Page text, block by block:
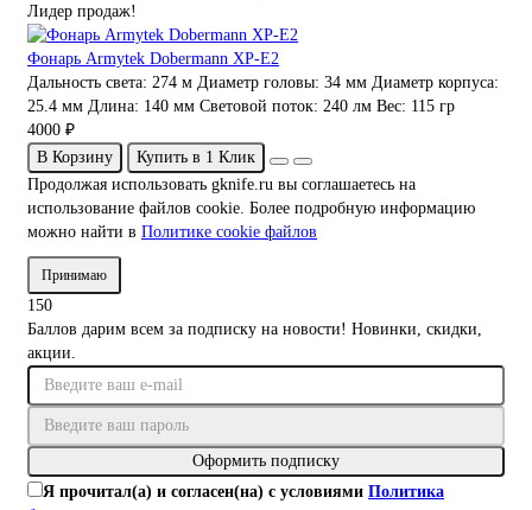
Лидер продаж!
Фонарь Armytek Dobermann XP-E2
Дальность света: 274 м Диаметр головы: 34 мм Диаметр корпуса:
25.4 мм Длина: 140 мм Световой поток: 240 лм Вес: 115 гр
4000 ₽
В Корзину
Купить в 1 Клик
Продолжая использовать gknife.ru вы соглашаетесь на
использование файлов cookie. Более подробную информацию
можно найти в Политике cookie файлов
Принимаю
150
Баллов дарим всем за подписку на новости! Новинки, скидки,
акции.
Оформить подписку
Я прочитал(а) и согласен(на) с условиями Политика